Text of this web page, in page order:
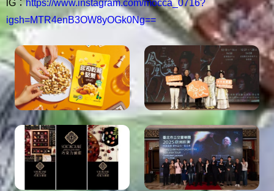
lG：https://www.instagram.com/mocca_0716?
igsh=MTR4enB3OW8yOGk0Ng==
猜你可能有興趣